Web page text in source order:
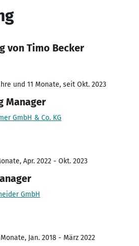
von Timo Becker
und 11 Monate, seit Okt. 2023
Manager
GmbH & Co. KG
Apr. 2022 - Okt. 2023
GmbH
Jan. 2018 - März 2022